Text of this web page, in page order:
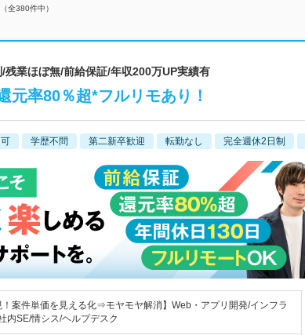
全380件中）
業ほぼ無/前給保証/年収200万UP実績有
元率80％超*フルリモあり！
学歴不問 第二新卒歓迎 転勤なし 完全週休2日制
！案件単価を見える化⇒モヤモヤ解消】Web・アプリ開発/インフラ
内SE/情シス/ヘルプデスク